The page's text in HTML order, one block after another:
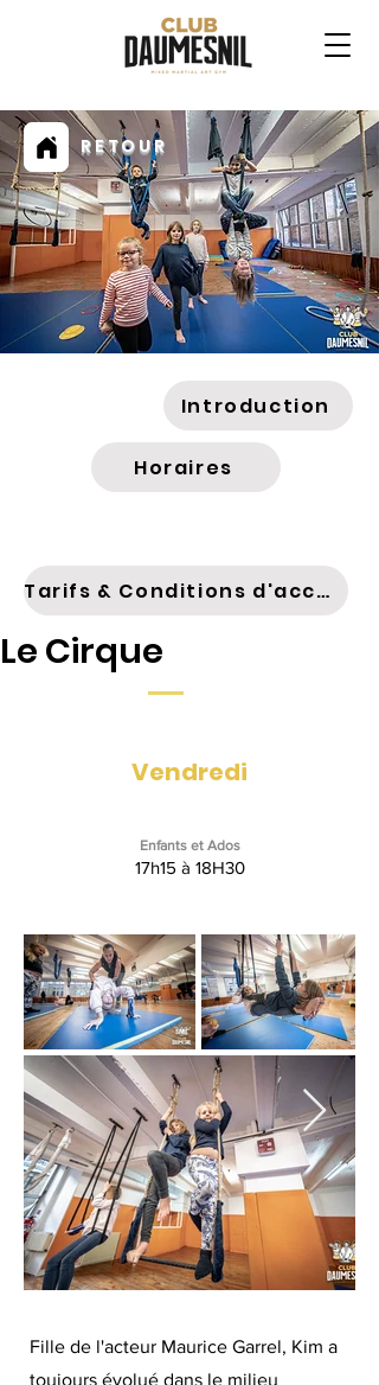
RETOUR
Introduction
Horaires
Tarifs & Conditions d'accès
Le Cirque
Vendredi
Enfants et Ados
17h15 à 18H30
Fille de l'acteur Maurice Garrel, Kim a
toujours évolué dans le milieu